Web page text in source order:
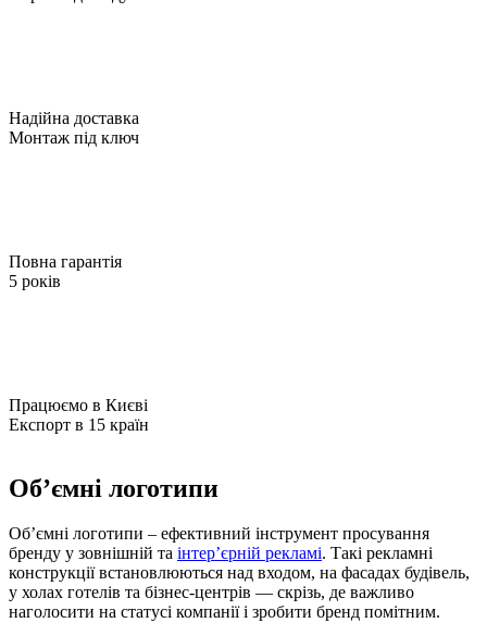
Надійна доставка
Монтаж під ключ
Повна гарантія
5 років
Працюємо в Києві
Експорт в 15 країн
Об’ємні логотипи
Об’ємні логотипи – ефективний інструмент просування
бренду у зовнішній та інтер’єрній рекламі. Такі рекламні
конструкції встановлюються над входом, на фасадах будівель,
у холах готелів та бізнес-центрів — скрізь, де важливо
наголосити на статусі компанії і зробити бренд помітним.